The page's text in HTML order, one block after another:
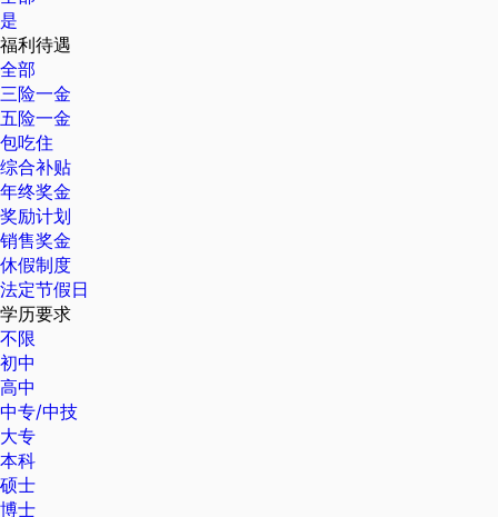
是
福利待遇
全部
三险一金
五险一金
包吃住
综合补贴
年终奖金
奖励计划
销售奖金
休假制度
法定节假日
学历要求
不限
初中
高中
中专/中技
大专
本科
硕士
博士